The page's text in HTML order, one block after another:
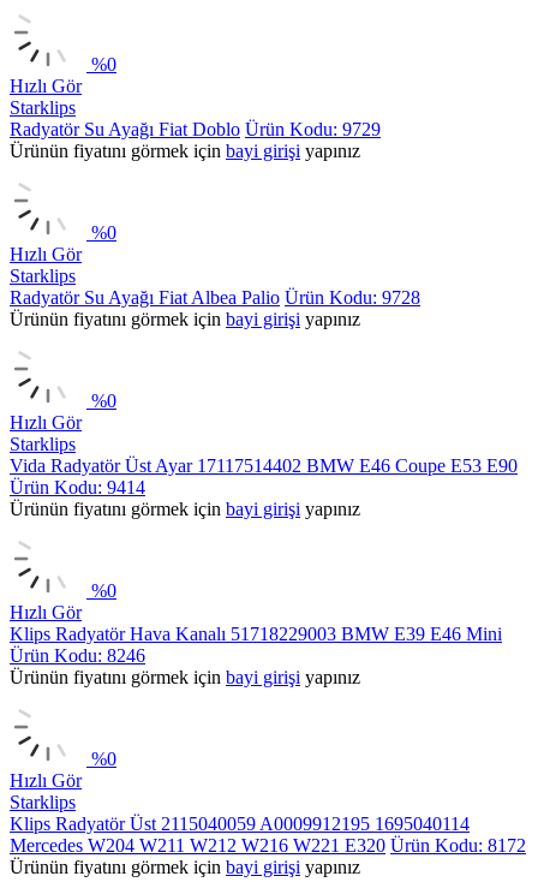
%0
Hızlı Gör
Starklips
Radyatör Su Ayağı Fiat Doblo Ürün Kodu: 9729
Ürünün fiyatını görmek için bayi girişi yapınız
%0
Hızlı Gör
Starklips
Radyatör Su Ayağı Fiat Albea Palio Ürün Kodu: 9728
Ürünün fiyatını görmek için bayi girişi yapınız
%0
Hızlı Gör
Starklips
Vida Radyatör Üst Ayar 17117514402 BMW E46 Coupe E53 E90
Ürün Kodu: 9414
Ürünün fiyatını görmek için bayi girişi yapınız
%0
Hızlı Gör
Klips Radyatör Hava Kanalı 51718229003 BMW E39 E46 Mini
Ürün Kodu: 8246
Ürünün fiyatını görmek için bayi girişi yapınız
%0
Hızlı Gör
Starklips
Klips Radyatör Üst 2115040059 A0009912195 1695040114
Mercedes W204 W211 W212 W216 W221 E320 Ürün Kodu: 8172
Ürünün fiyatını görmek için bayi girişi yapınız